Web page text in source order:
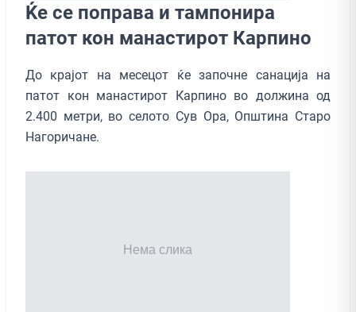
Ќе се поправа и тампонира
патот кон манастирот Карпино
До крајот на месецот ќе започне санација на
патот кон манастирот Карпино во должина од
2.400 метри, во селото Сув Ора, Општина Старо
Нагоричане.